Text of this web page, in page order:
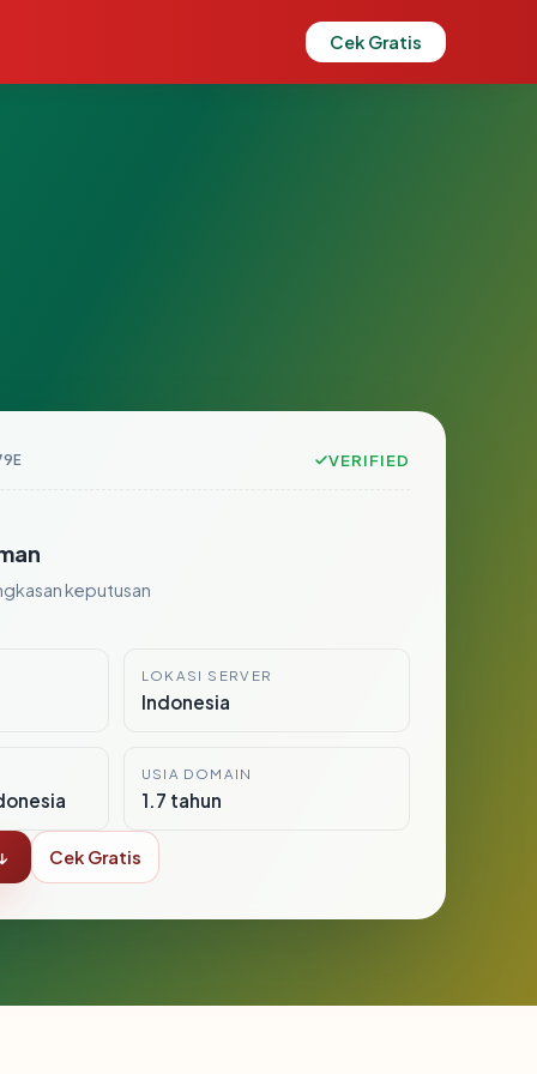
Cek Gratis
VERIFIED
keputusan
LOKASI SERVER
Indonesia
USIA DOMAIN
1.7 tahun
Cek Gratis